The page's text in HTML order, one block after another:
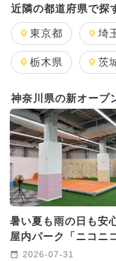
GW(ゴールデン
2025年11月のイ
2025年12月のイ
2026年8月のイベ
2026年1月のイ
2026年2月のイベ
2025年10月のイ
2024年7月のイベ
近隣の都道府県で探
東京都 埼
栃木県 茨
神奈川県の新オープ
暑い夏も雨の日も安
屋内パーク「ニコニ
ド」が横浜市金沢区
2026-07-31